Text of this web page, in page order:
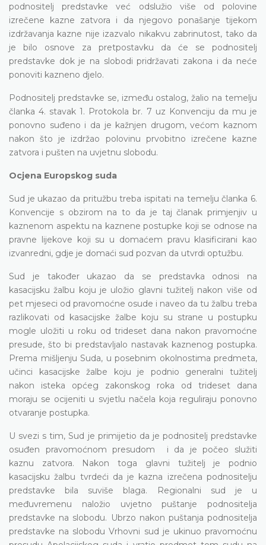
podnositelj predstavke već odslužio više od polovine
izrečene kazne zatvora i da njegovo ponašanje tijekom
izdržavanja kazne nije izazvalo nikakvu zabrinutost, tako da
je bilo osnove za pretpostavku da će se podnositelj
predstavke dok je na slobodi pridržavati zakona i da neće
ponoviti kazneno djelo.
Podnositelj predstavke se, između ostalog, žalio na temelju
članka 4. stavak 1. Protokola br. 7 uz Konvenciju da mu je
ponovno suđeno i da je kažnjen drugom, većom kaznom
nakon što je izdržao polovinu prvobitno izrečene kazne
zatvora i pušten na uvjetnu slobodu.
Ocjena Europskog suda
Sud je ukazao da pritužbu treba ispitati na temelju članka 6.
Konvencije s obzirom na to da je taj članak primjenjiv u
kaznenom aspektu na kaznene postupke koji se odnose na
pravne lijekove koji su u domaćem pravu klasificirani kao
izvanredni, gdje je domaći sud pozvan da utvrdi optužbu.
Sud je također ukazao da se predstavka odnosi na
kasacijsku žalbu koju je uložio glavni tužitelj nakon više od
pet mjeseci od pravomoćne osude i naveo da tu žalbu treba
razlikovati od kasacijske žalbe koju su strane u postupku
mogle uložiti u roku od trideset dana nakon pravomoćne
presude, što bi predstavljalo nastavak kaznenog postupka.
Prema mišljenju Suda, u posebnim okolnostima predmeta,
učinci kasacijske žalbe koju je podnio generalni tužitelj
nakon isteka općeg zakonskog roka od trideset dana
moraju se ocijeniti u svjetlu načela koja reguliraju ponovno
otvaranje postupka.
U svezi s tim, Sud je primijetio da je podnositelj predstavke
osuđen pravomoćnom presudom i da je počeo služiti
kaznu zatvora. Nakon toga glavni tužitelj je podnio
kasacijsku žalbu tvrdeći da je kazna izrečena podnositelju
predstavke bila suviše blaga. Regionalni sud je u
međuvremenu naložio uvjetno puštanje podnositelja
predstavke na slobodu. Ubrzo nakon puštanja podnositelja
predstavke na slobodu Vrhovni sud je ukinuo pravomoćnu